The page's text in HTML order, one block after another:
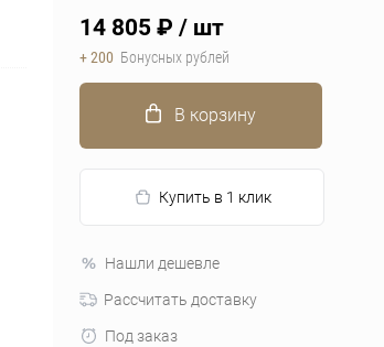
14 805 ₽ / шт
+ 200 Бонусных рублей
В корзину
Купить в 1 клик
Нашли дешевле
Рассчитать доставку
Под заказ